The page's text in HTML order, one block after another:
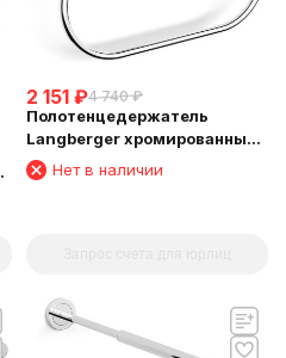
2 151 ₽4 740 ₽
Полотенцедержатель
Langberger хромированный
к стене "овал" 11038A
Нет в наличии